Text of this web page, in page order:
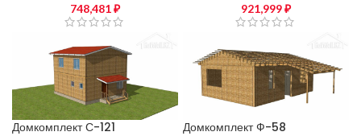
748,481₽ 921,999₽
Домкомплект С-121 Домкомплект Ф-58